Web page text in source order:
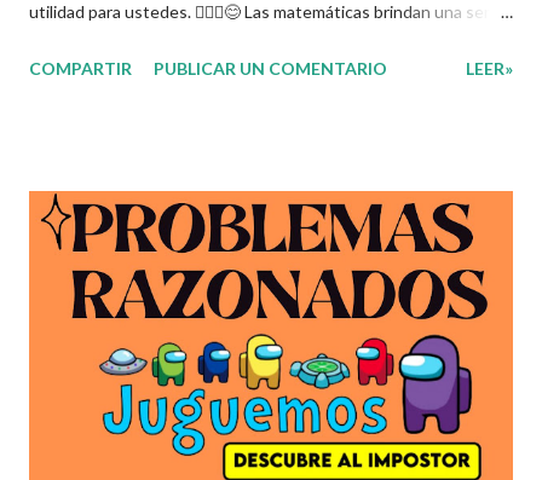
utilidad para ustedes. 🙋🏽‍♂️😊 Las matemáticas brindan una serie
pues desarrollan su capacidad de razonamiento, los ayudan a
aburridas, complejas y muy difíciles de entender. Es por eso que
el día de hoy les dejamos un cuadernillo donde sus alumnos
podrán ejercitar su mente con los diferentes ejercicios
matemáticos que contiene, esperando que les sea de gran
utilidad este material les deseamos mucho éxito en este nuevo
año. Gracias por seguir a nuestro blog educativo, también
agradecemos a los creadores de los diferentes materiales que
hacen que todo esto sea posible,...
COMPARTIR PUBLICAR UN COMENTARIO LEER»